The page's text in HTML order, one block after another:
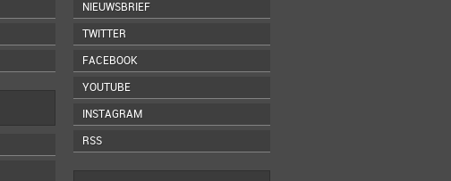
NIEUWSBRIEF
TWITTER
FACEBOOK
YOUTUBE
INSTAGRAM
RSS